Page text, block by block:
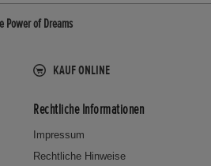
Power of Dreams
KAUF ONLINE
Rechtliche Informationen
Impressum
Rechtliche Hinweise